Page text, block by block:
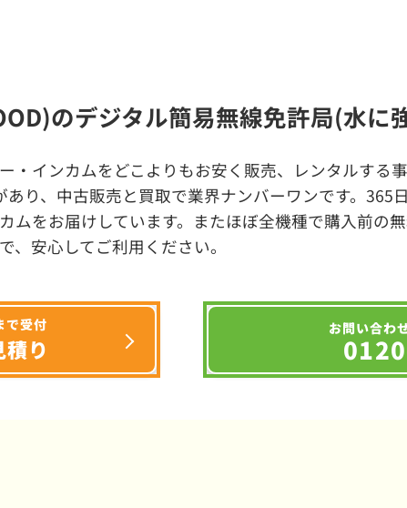
のデジタル簡易無線免許局(水に
・インカムをどこよりもお安く販売、レンタルする
り、中古販売と買取で業界ナンバーワンです。365
ムをお届けしています。またほぼ全機種で購入前の
、安心してご利用ください。
で受付
り
お問い合わ